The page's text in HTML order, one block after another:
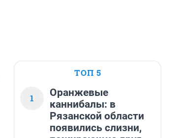
ТОП 5
1
Оранжевые
каннибалы: в
Рязанской области
появились слизни,